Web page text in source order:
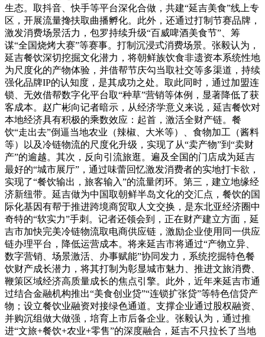
生态。取抖音、快手等平台深化合做，共建“延吉美食”线上专
区，开展流量搀扶取曲播孵化。此外，还通过打制节赛品牌，
激发消费场景活力，包罗持续升级“百威啤酒美食节”、筹
谋“全国烧烤大赛”等赛事。打制沉浸式消费场景。张毅认为，
延吉餐饮深切挖掘文化潜力，将朝鲜族饮食非遗资本系统性地
为尺度化的产物体验，并借帮节庆勾当取社交等多渠道，持续
强化品牌IP的认知度，是其成功之处。取此同时，通过加盟连
锁、无效借帮数字化平台取“种草”营销等体例，显著降低了获
客成本。赵广彬向记者暗示，从经济学意义来说，延吉餐饮对
本地经济具有积极的乘数效应：起首，激活全财产链。餐
饮“走出去”倒逼当地农业（辣椒、大米等）、食物加工（酱料
等）以及冷链物流的尺度化升级，实现了从“卖产物”到“卖财
产”的逾越。其次，反向引流旅逛。遍及全国的门店成为延吉
最好的“城市展厅”，通过味蕾回忆激发消费者的实地打卡欲，
实现了“餐饮输出，旅客输入”的流量闭环。第三，建立地缘经
济新纽带。延吉做为中国取朝鲜半岛文化的交汇点，餐饮的国
际化基因有帮于推进跨境商贸取人文交换，是东北亚经济圈中
奇特的“软实力”手刺。记者还领会到，正在财产建立方面，延
吉市加快完美冷链物流取电商供应链，激励企业使用同一供应
链办理平台，降低运营成本。将来延吉市将通过“产物立异、
数字营销、场景激活、办事赋能”协同发力，系统挖掘特色餐
饮财产成长潜力，将其打制为彰显城市魅力、推进文旅消费、
鞭策区域经济高质量成长的焦点引擎。此外，近年来延吉市通
过结合金融机构推出“美食创业贷”“连锁扩张贷”等特色信贷产
物；设立餐饮业融资对接绿色通道。支撑企业通过股权融资、
并购沉组做大做强，培育上市后备企业。张毅认为，通过推
进“文旅+餐饮+农业+零售”的深度融合，延吉不只拉长了当地